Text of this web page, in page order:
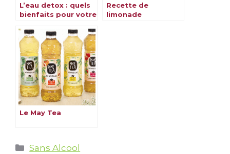
L’eau detox : quels
bienfaits pour votre
Recette de
limonade
Le May Tea
Catégories
Sans Alcool